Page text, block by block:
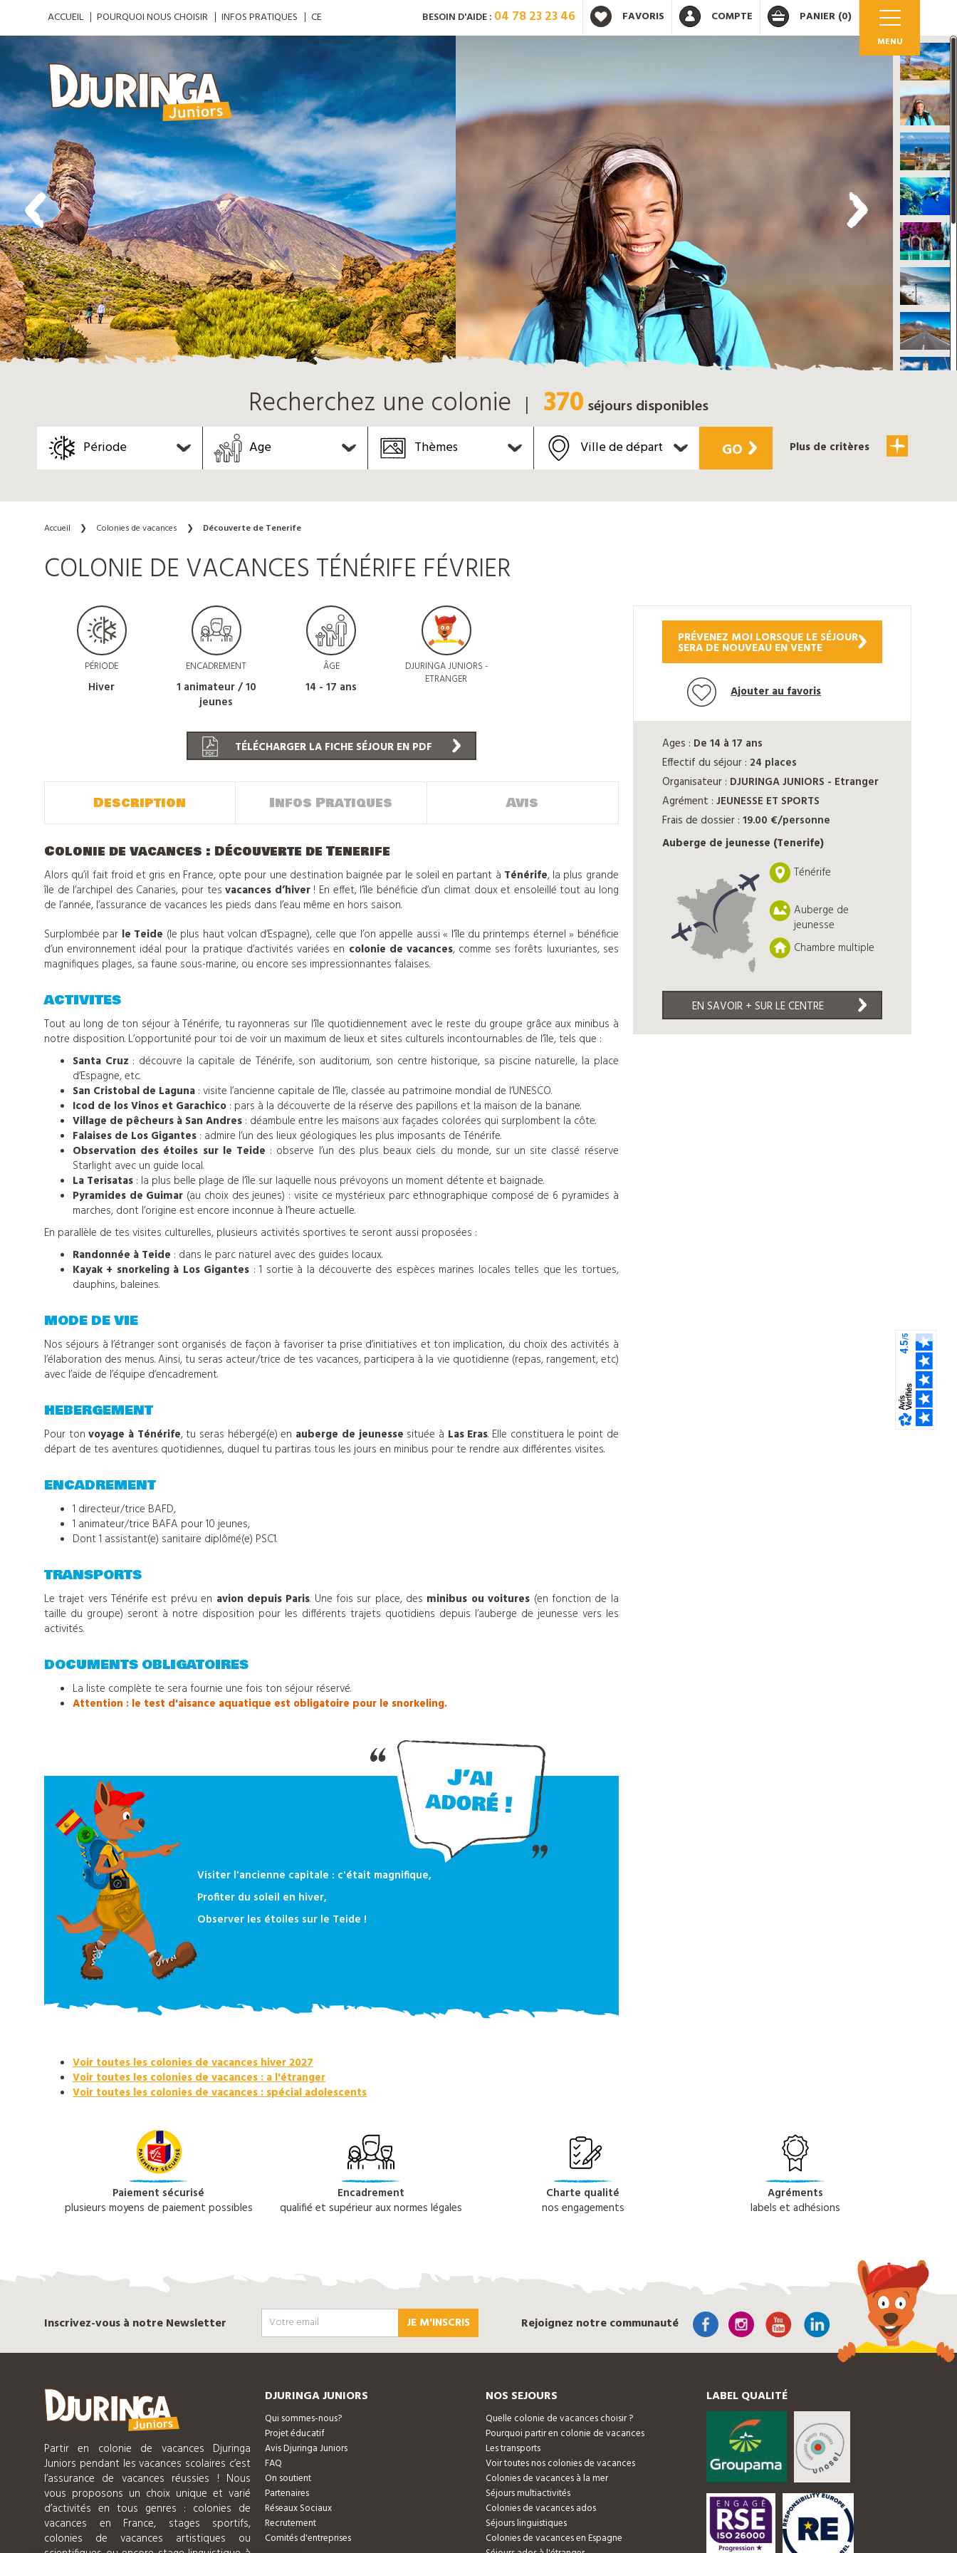
MENU
PANIER (0)
COMPTE
Mot de passe oublié ?
Nouveau client ? Créez votre compte
FAVORIS
BESOIN D'AIDE : 04 78 23 23 46
ACCUEIL POURQUOI NOUS CHOISIR INFOS PRATIQUES CE
colonies
vacances
centres
d'hébergements
Informations
pratiques
Tout
Djuringa
actualités
Contact
Recherchez une colonie 370 séjoursdisponibles
Période Age Thèmes Ville de départ GO Plus de critères
Accueil ❯ Colonies de vacances ❯ Découverte de Tenerife
COLONIE DE VACANCES TÉNÉRIFE FÉVRIER
PÉRIODE
Hiver
ENCADREMENT
1 animateur / 10
jeunes
ÂGE
14 - 17 ans
DJURINGA JUNIORS -
ETRANGER
TÉLÉCHARGER LA FICHE SÉJOUR EN PDF
Description Infos Pratiques Avis
Colonie de vacances : Découverte de Tenerife
Alors qu’il fait froid et gris en France, opte pour une destination baignée par le soleil en partant à Ténérife, la plus grande
île de l’archipel des Canaries, pour tesvacances d’hiver! En effet, l’île bénéficie d’un climat doux et ensoleillé tout au long
de l’année, l’assurance de vacances les pieds dans l’eau même en hors saison.
Surplombée par le Teide (le plus haut volcan d’Espagne), celle que l’on appelle aussi « l’île du printemps éternel » bénéficie
d’un environnement idéal pour la pratique d’activités variées en colonie de vacances, comme ses forêts luxuriantes, ses
magnifiques plages, sa faune sous-marine, ou encore ses impressionnantes falaises.
ACTIVITES
Tout au long de ton séjour à Ténérife, tu rayonneras sur l’île quotidiennement avec le reste du groupe grâce aux minibus à
notre disposition. L’opportunité pour toi de voir un maximum de lieux et sites culturels incontournables de l’île, tels que :
Santa Cruz : découvre la capitale de Ténérife, son auditorium, son centre historique, sa piscine naturelle, la place
d’Espagne, etc.
San Cristobal de Laguna : visite l’ancienne capitale de l’île, classée au patrimoine mondial de l’UNESCO.
Icod de los Vinos et Garachico : pars à la découverte de la réserve des papillons et la maison de la banane.
Village de pêcheurs à San Andres : déambule entre les maisons aux façades colorées qui surplombent la côte.
Falaises de Los Gigantes : admire l’un des lieux géologiques les plus imposants de Ténérife.
Observation des étoiles sur le Teide : observe l’un des plus beaux ciels du monde, sur un site classé réserve
Starlight avec un guide local.
La Terisatas : la plus belle plage de l’île sur laquelle nous prévoyons un moment détente et baignade.
Pyramides de Guimar (au choix des jeunes) : visite ce mystérieux parc ethnographique composé de 6 pyramides à
marches, dont l’origine est encore inconnue à l’heure actuelle.
En parallèle de tes visites culturelles, plusieurs activités sportives te seront aussi proposées :
Randonnée à Teide : dans le parc naturel avec des guides locaux.
Kayak + snorkeling à Los Gigantes : 1 sortie à la découverte des espèces marines locales telles que les tortues,
dauphins, baleines.
MODE DE VIE
Nos séjours à l’étranger sont organisés de façon à favoriser ta prise d’initiatives et ton implication, du choix des activités à
l’élaboration des menus. Ainsi, tu seras acteur/trice de tes vacances, participera à la vie quotidienne (repas, rangement, etc)
avec l’aide de l’équipe d’encadrement.
HEBERGEMENT
Pour tonvoyage à Ténérife, tu seras hébergé(e) en auberge de jeunesse située à Las Eras. Elle constituera le point de
départ de tes aventures quotidiennes, duquel tu partiras tous les jours en minibus pour te rendre aux différentes visites.
ENCADREMENT
1 directeur/trice BAFD,
1 animateur/trice BAFA pour 10 jeunes,
Dont 1 assistant(e) sanitaire diplômé(e) PSC1.
TRANSPORTS
Le trajet vers Ténérife est prévu en avion depuis Paris. Une fois sur place, des minibus ou voitures (en fonction de la
taille du groupe) seront à notre disposition pour les différents trajets quotidiens depuis l’auberge de jeunesse vers les
activités.
DOCUMENTS OBLIGATOIRES
La liste complète te sera fournie une fois ton séjour réservé.
Attention : le test d'aisance aquatique est obligatoire pour le snorkeling.
Visiter l'ancienne capitale : c'était magnifique,
Profiter du soleil en hiver,
Observer les étoiles sur le Teide !
Voir toutes les colonies de vacances hiver 2027
Voir toutes les colonies de vacances : a l'étranger
Voir toutes les colonies de vacances : spécial adolescents
PRÉVENEZ MOI LORSQUE LE SÉJOUR
SERA DE NOUVEAU EN VENTE
Ajouter au favoris
Ages : De 14 à 17 ans
Effectif du séjour : 24 places
Organisateur : DJURINGA JUNIORS - Etranger
Agrément : JEUNESSE ET SPORTS
Frais de dossier : 19.00 €/personne
Auberge de jeunesse (Tenerife)
Ténérife
Auberge de
jeunesse
Chambre multiple
EN SAVOIR + SUR LE CENTRE
Paiement sécurisé
plusieurs moyens de paiement possibles
Encadrement
qualifié et supérieur aux normes légales
Charte qualité
nos engagements
Agréments
labels et adhésions
Inscrivez-vous à notre Newsletter JE M'INSCRIS Rejoignez notre communauté
Partir en colonie de vacances Djuringa
Juniors pendant les vacances scolaires c’est
l’assurance de vacances réussies ! Nous
vous proposons un choix unique et varié
d’activités en tous genres : colonies de
vacances en France, stages sportifs,
colonies de vacances artistiques ou
DJURINGA JUNIORS
Qui sommes-nous?
Projet éducatif
Avis Djuringa Juniors
FAQ
On soutient
Partenaires
Réseaux Sociaux
Recrutement
Comités d'entreprises
NOS SEJOURS
Quelle colonie de vacances choisir ?
Pourquoi partir en colonie de vacances
Les transports
Voir toutes nos colonies de vacances
Colonies de vacances à la mer
Séjours multiactivités
Colonies de vacances ados
Séjours linguistiques
Colonies de vacances en Espagne
LABEL QUALITÉ